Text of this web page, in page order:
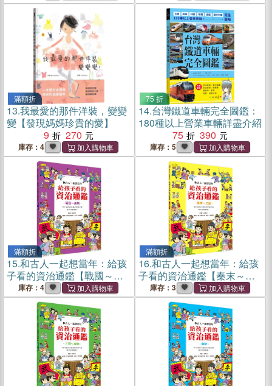
滿額折
13.我最愛的那件洋裝，變變
變【發現媽媽珍貴的愛】
9
270
庫存：4
75 折
14.台灣鐵道車輛完全圖鑑：
180種以上營業車輛詳盡介紹
75
390
庫存：5
滿額折
15.和古人一起想當年：給孩
子看的資治通鑑【戰國～秦
朝】庫存：4
滿額折
16.和古人一起想當年：給孩
子看的資治通鑑【秦末～三
國】庫存：3